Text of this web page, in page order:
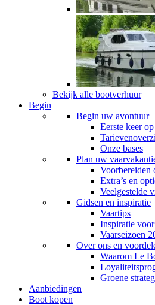
Bekijk alle bootverhuur
Begin
Begin uw avontuur
Eerste keer
Onze bases
Plan uw
Voorbereiden
Extra’s en
Veelgestelde
Gidsen en inspiratie
Vaartips
Inspiratie
Vaarseizoen
Over ons en
Waarom Le
Groene
Aanbiedingen
Boot kopen